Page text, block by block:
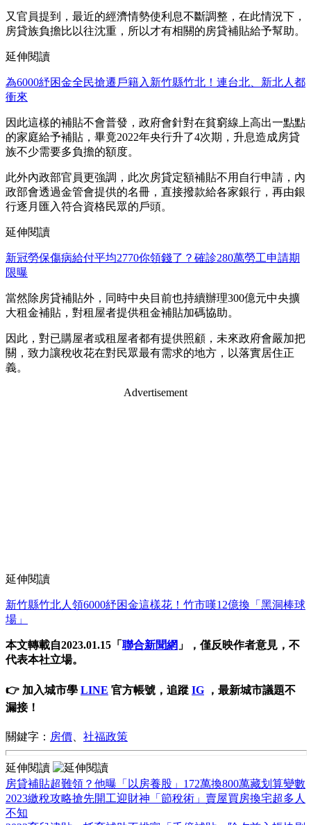
又官員提到，最近的經濟情勢使利息不斷調整，在此情況下，
房貸族負擔比以往沈重，所以才有相關的房貸補貼給予幫助。
延伸閱讀
為6000紓困金全民搶遷戶籍入新竹縣竹北！連台北、新北人都
衝來
因此這樣的補貼不會普發，政府會針對在貧窮線上高出一點點
的家庭給予補貼，畢竟2022年央行升了4次期，升息造成房貸
族不少需要多負擔的額度。
此外內政部官員更強調，此次房貸定額補貼不用自行申請，內
政部會透過金管會提供的名冊，直接撥款給各家銀行，再由銀
行逐月匯入符合資格民眾的戶頭。
延伸閱讀
新冠勞保傷病給付平均2770你領錢了？確診280萬勞工申請期
限曝
當然除房貸補貼外，同時中央目前也持續辦理300億元中央擴
大租金補貼，對租屋者提供租金補貼加碼協助。
因此，對已購屋者或租屋者都有提供照顧，未來政府會嚴加把
關，致力讓稅收花在對民眾最有需求的地方，以落實居住正
義。
Advertisement
延伸閱讀
新竹縣竹北人領6000紓困金這樣花！竹市嘆12億換「黑洞棒球
場」
本文轉載自2023.01.15「 聯合新聞網 」，僅反映作者意見，不
代表本社立場。
👉 加入城市學 LINE 官方帳號，追蹤 IG ，最新城市議題不
漏接！
關鍵字： 房價 社福政策
延伸閱讀
房貸補貼超難領？他曝「以房養股」172萬換800萬藏划算變數
2023繳稅攻略搶先開工迎財神「節稅術」賣屋買房換宅超多人
不知